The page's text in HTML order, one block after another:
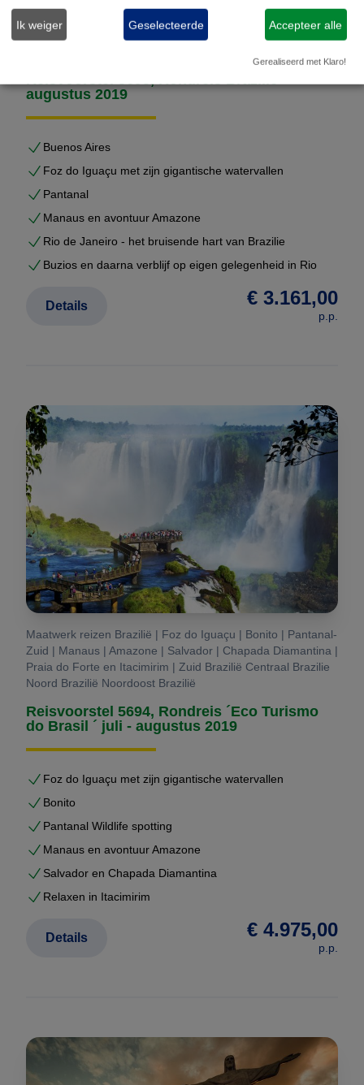
Maatwerk reizen Brazilië | Foz do Iguaçu | Pantanal-Zuid |
Manaus | Amazone | Rio de Janeiro | Búzios | Zuid Brazilië
Reisvoorstel 5695, Rondreis Brazilie -
augustus 2019
Buenos Aires
Foz do Iguaçu met zijn gigantische watervallen
Pantanal
Manaus en avontuur Amazone
Rio de Janeiro - het bruisende hart van Brazilie
Buzios en daarna verblijf op eigen gelegenheid in Rio
€ 3.161,00
p.p.
Details
Maatwerk reizen Brazilië | Foz do Iguaçu | Bonito | Pantanal-
Zuid | Manaus | Amazone | Salvador | Chapada Diamantina |
Praia do Forte en Itacimirim | Zuid Brazilië Centraal Brazilie
Noord Brazilië Noordoost Brazilië
Reisvoorstel 5694, Rondreis ´Eco Turismo
do Brasil ´ juli - augustus 2019
Foz do Iguaçu met zijn gigantische watervallen
Bonito
Pantanal Wildlife spotting
Manaus en avontuur Amazone
Salvador en Chapada Diamantina
Relaxen in Itacimirim
€ 4.975,00
p.p.
Details
Ik weiger Geselecteerde Accepteer alle
Gerealiseerd met Klaro!